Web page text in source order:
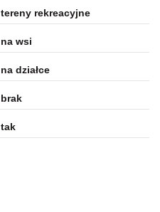
tereny rekreacyjne
na wsi
na działce
brak
tak